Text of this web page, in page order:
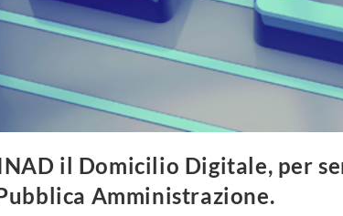
il Domicilio Digitale, per
Amministrazione.